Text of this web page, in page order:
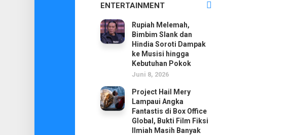
ENTERTAINMENT
Rupiah Melemah,
Bimbim Slank dan
Hindia Soroti Dampak
ke Musisi hingga
Kebutuhan Pokok
Juni 8, 2026
Project Hail Mery
Lampaui Angka
Fantastis di Box Office
Global, Bukti Film Fiksi
Ilmiah Masih Banyak